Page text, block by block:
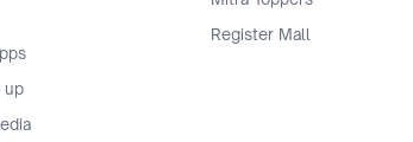
up
Register Mall